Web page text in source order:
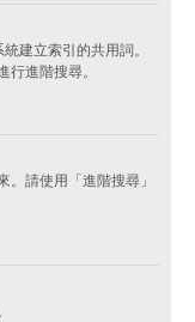
建立索引的共用詞。
進階搜尋。
請使用「進階搜尋」